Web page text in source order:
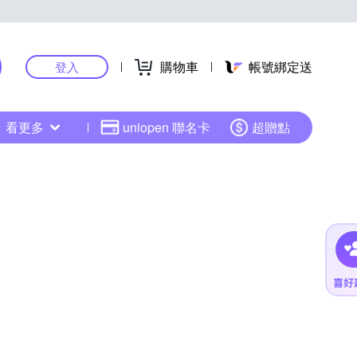
登入 購物車 帳號綁定送
看更多 uniopen 聯名卡 超贈點